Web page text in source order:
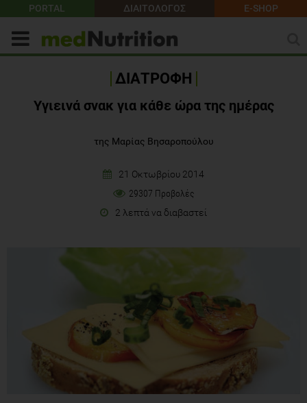
PORTAL ΔΙΑΙΤΟΛΟΓΟΣ E-SHOP
ΔΙΑΤΡΟΦΗ
Υγιεινά σνακ για κάθε ώρα της ημέρας
της Μαρίας Βησαροπούλου
21 Οκτωβρίου 2014
29307 Προβολές
2 λεπτά να διαβαστεί